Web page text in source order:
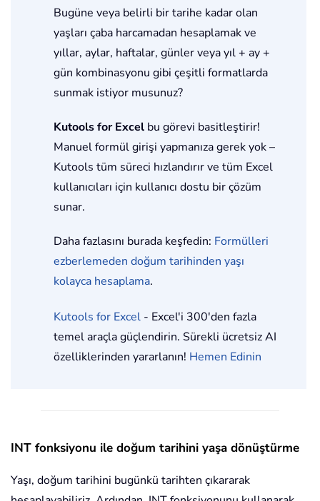
Bugüne veya belirli bir tarihe kadar olan
yaşları çaba harcamadan hesaplamak ve
yıllar, aylar, haftalar, günler veya yıl + ay +
gün kombinasyonu gibi çeşitli formatlarda
sunmak istiyor musunuz?
Kutools for Excel bu görevi basitleştirir!
Manuel formül girişi yapmanıza gerek yok –
Kutools tüm süreci hızlandırır ve tüm Excel
kullanıcıları için kullanıcı dostu bir çözüm
sunar.
Daha fazlasını burada keşfedin: Formülleri
ezberlemeden doğum tarihinden yaşı
kolayca hesaplama.
Kutools for Excel - Excel'i 300'den fazla
temel araçla güçlendirin. Sürekli ücretsiz AI
özelliklerinden yararlanın! Hemen Edinin
INT fonksiyonu ile doğum tarihini yaşa dönüştürme
Yaşı, doğum tarihini bugünkü tarihten çıkararak